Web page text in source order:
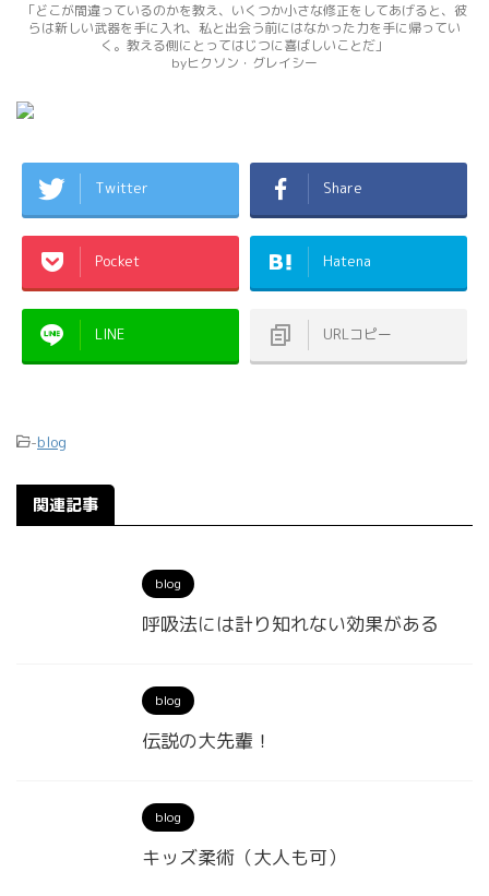
「どこが間違っているのかを教え、いくつか小さな修正をしてあげると、彼
らは新しい武器を手に入れ、私と出会う前にはなかった力を手に帰ってい
く。教える側にとってはじつに喜ばしいことだ」
byヒクソン・グレイシー
Twitter Share
Pocket Hatena
LINE URLコピー
-blog
関連記事
blog
呼吸法には計り知れない効果がある
blog
伝説の大先輩！
blog
キッズ柔術（大人も可）